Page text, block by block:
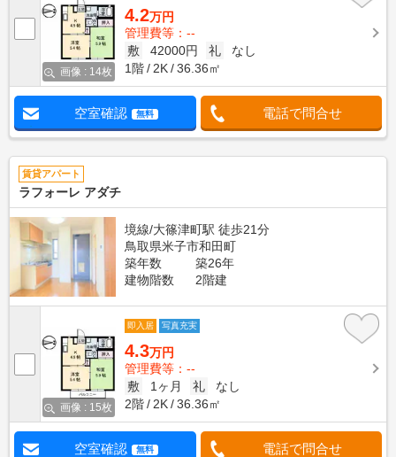
画像 : 14枚
4.2万円
管理費等：--
敷
42000円 礼
なし
1階
2K 36.36㎡
空室確認 無料 電話で問合せ
賃貸アパート
ラフォーレ アダチ
境線/大篠津町駅 徒歩21分
鳥取県米子市和田町
築年数
築26年
建物階数
2階建
画像 : 15枚
即入居 写真充実
4.3万円
管理費等：--
敷
1ヶ月 礼
なし
2階
2K 36.36㎡
空室確認 無料 電話で問合せ